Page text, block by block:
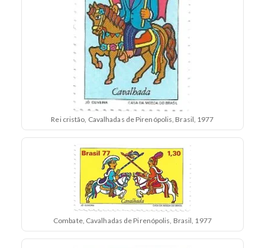
Rei cristão, Cavalhadas de Pirenópolis, Brasil, 1977
Combate, Cavalhadas de Pirenópolis, Brasil, 1977